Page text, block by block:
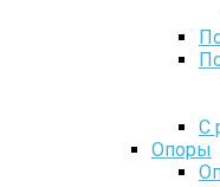
С
Опоры